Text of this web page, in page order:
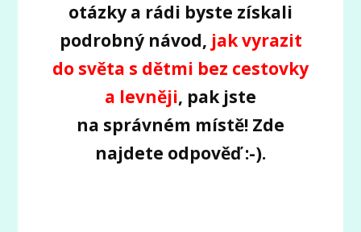
otázky a rádi byste získali
podrobný návod, jak vyrazit
do světa s dětmi bez cestovky
a levněji, pak jste
na správném místě! Zde
najdete odpověď :-).